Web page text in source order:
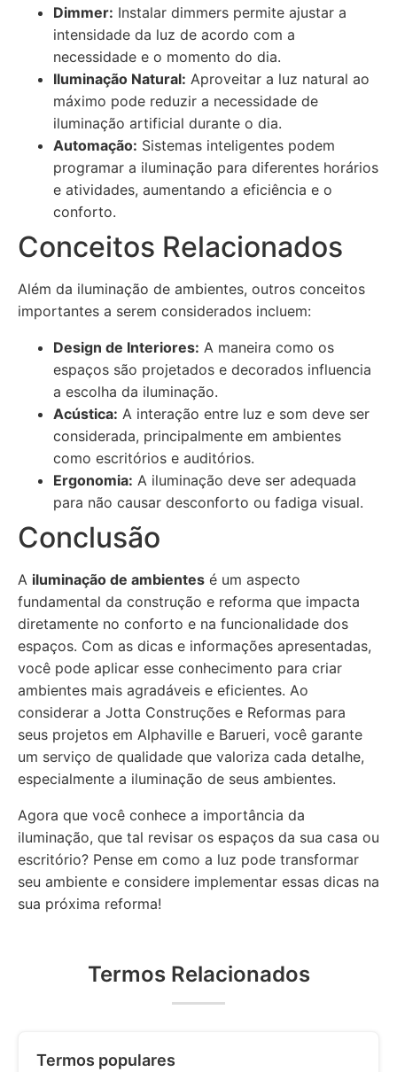
Dimmer: Instalar dimmers permite ajustar a
intensidade da luz de acordo com a
necessidade e o momento do dia.
Iluminação Natural: Aproveitar a luz natural ao
máximo pode reduzir a necessidade de
iluminação artificial durante o dia.
Automação: Sistemas inteligentes podem
programar a iluminação para diferentes horários
e atividades, aumentando a eficiência e o
conforto.
Conceitos Relacionados
Além da iluminação de ambientes, outros conceitos
importantes a serem considerados incluem:
Design de Interiores: A maneira como os
espaços são projetados e decorados influencia
a escolha da iluminação.
Acústica: A interação entre luz e som deve ser
considerada, principalmente em ambientes
como escritórios e auditórios.
Ergonomia: A iluminação deve ser adequada
para não causar desconforto ou fadiga visual.
Conclusão
A iluminação de ambientes é um aspecto
fundamental da construção e reforma que impacta
diretamente no conforto e na funcionalidade dos
espaços. Com as dicas e informações apresentadas,
você pode aplicar esse conhecimento para criar
ambientes mais agradáveis e eficientes. Ao
considerar a Jotta Construções e Reformas para
seus projetos em Alphaville e Barueri, você garante
um serviço de qualidade que valoriza cada detalhe,
especialmente a iluminação de seus ambientes.
Agora que você conhece a importância da
iluminação, que tal revisar os espaços da sua casa ou
escritório? Pense em como a luz pode transformar
seu ambiente e considere implementar essas dicas na
sua próxima reforma!
Termos Relacionados
Termos populares